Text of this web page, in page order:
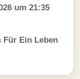
um 21:35
Für Ein Leben